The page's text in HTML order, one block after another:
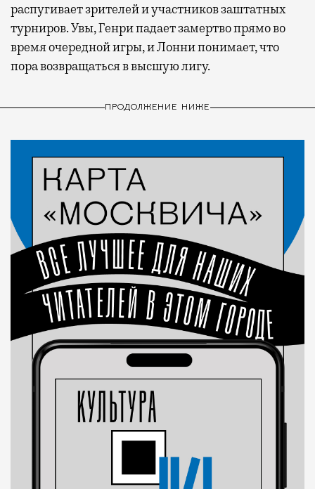
распугивает зрителей и участников заштатных
турниров. Увы, Генри падает замертво прямо во
время очередной игры, и Лонни понимает, что
пора возвращаться в высшую лигу.
ПРОДОЛЖЕНИЕ НИЖЕ